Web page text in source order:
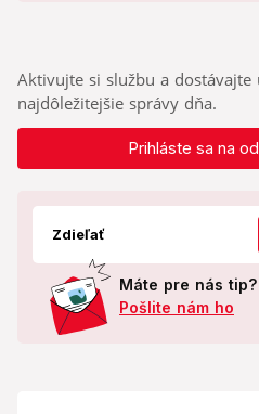
Aktivujte si službu a dostávajte
najdôležitejšie správy dňa.
Prihláste sa na
Zdieľať
Máte pre nás tip?
Pošlite nám ho